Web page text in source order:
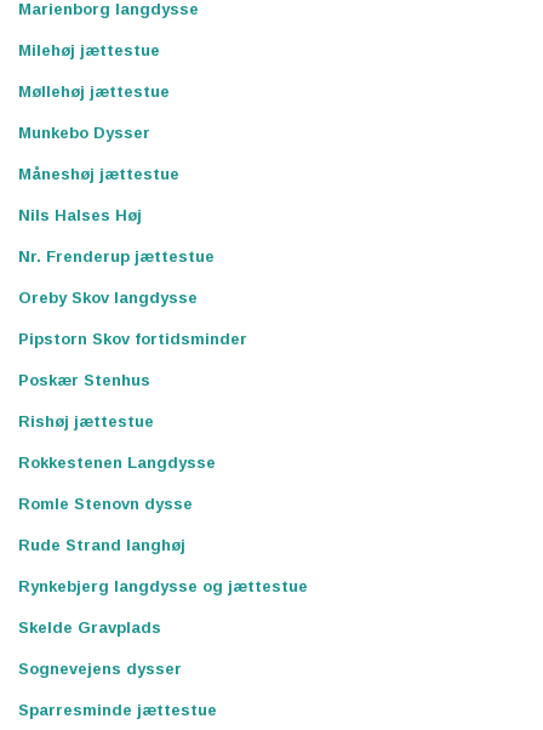
Marienborg langdysse
Milehøj jættestue
Møllehøj jættestue
Munkebo Dysser
Måneshøj jættestue
Nils Halses Høj
Nr. Frenderup jættestue
Oreby Skov langdysse
Pipstorn Skov fortidsminder
Poskær Stenhus
Rishøj jættestue
Rokkestenen Langdysse
Romle Stenovn dysse
Rude Strand langhøj
Rynkebjerg langdysse og jættestue
Skelde Gravplads
Sognevejens dysser
Sparresminde jættestue